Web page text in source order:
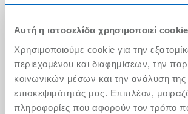
Αυτή η ιστοσελίδα χρησιμοποιεί
Χρησιμοποιούμε cookie για την
περιεχομένου και διαφημίσεων, την
κοινωνικών μέσων και την ανάλυση της
επισκεψιμότητάς μας. Επιπλέον,
πληροφορίες που αφορούν τον τρόπο
Η Αλυσίδα
Press Kit
Ο λογαριασμός μου
Τα METRO Cash & Carry δίπλα σας